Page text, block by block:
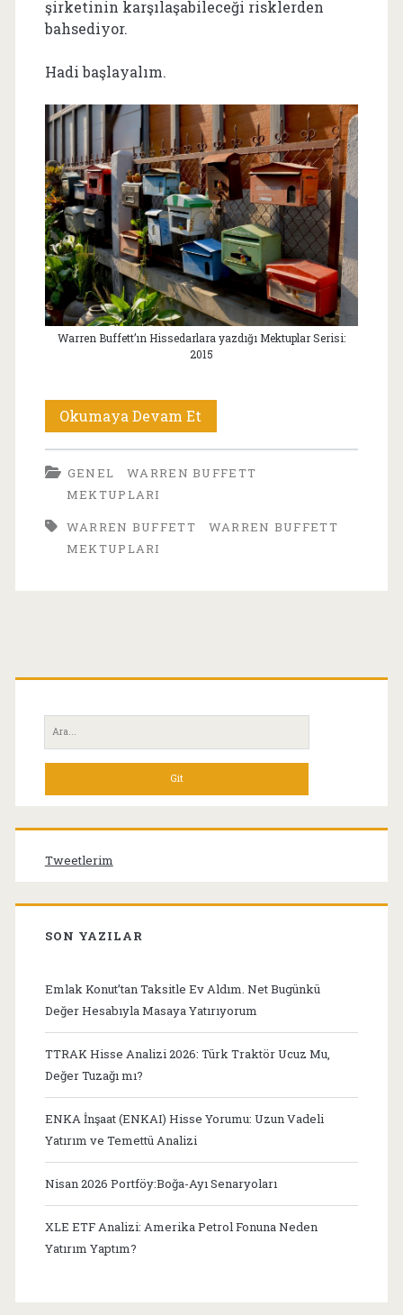
şirketinin karşılaşabileceği risklerden
bahsediyor.
Hadi başlayalım.
Warren Buffett’ın Hissedarlara yazdığı Mektuplar Serisi:
2015
Okumaya Devam Et
Buffett’ın
Hissedarlara
GENEL
WARREN BUFFETT
MEKTUPLARI
WARREN BUFFETT
WARREN BUFFETT
MEKTUPLARI
Birincil
Yan
Menü
Ara:
Tweetlerim
SON YAZILAR
Emlak Konut’tan Taksitle Ev Aldım. Net Bugünkü
Değer Hesabıyla Masaya Yatırıyorum
TTRAK Hisse Analizi 2026: Türk Traktör Ucuz Mu,
Değer Tuzağı mı?
ENKA İnşaat (ENKAI) Hisse Yorumu: Uzun Vadeli
Yatırım ve Temettü Analizi
Nisan 2026 Portföy:Boğa-Ayı Senaryoları
XLE ETF Analizi: Amerika Petrol Fonuna Neden
Yatırım Yaptım?